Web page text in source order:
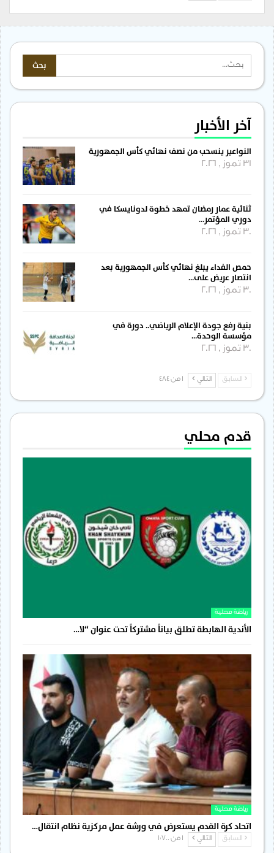
آخر الأخبار
النواعير ينسحب من نصف نهائي كأس الجمهورية
31 تموز , 2026
ثنائية عمار رمضان تمهد خطوة لدونايسكا في
دوري المؤتمر…
30 تموز , 2026
حمص الفداء يبلغ نهائي كأس الجمهورية بعد
انتصار عريض على…
30 تموز , 2026
بنية رفع جودة الإعلام الرياضي.. دورة في
مؤسسة الوحدة…
30 تموز , 2026
السابق التالي
قدم محلي
رياضة محلية
الأندية الهابطة تطلق بياناً مشتركاً تحت عنوان “لا…
رياضة محلية
اتحاد كرة القدم يستعرض في ورشة عمل مركزية نظام انتقال…
السابق التالي